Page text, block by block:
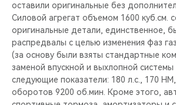
оставили оригинальные без
Силовой агрегат объемом 1600 куб.см.
оригинальные детали, единственное,
распредвалы с целью изменения фаз
(за основу были взяты стандартные
заменой впускной и выхлопной
следующие показатели: 180 л.с., 170
оборотов 9200 об.мин. Кроме этого,